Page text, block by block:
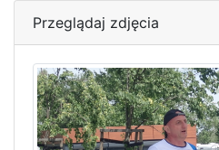
Przeglądaj zdjęcia